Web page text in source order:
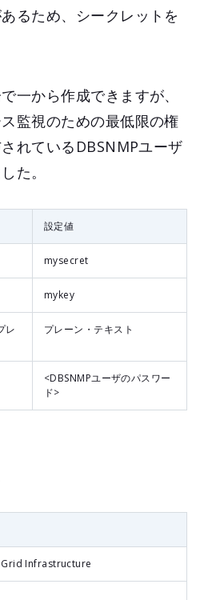
るため、シークレットを
一から作成できますが、
監視のための最低限の権
れているDBSNMPユーザ
た。
設定値
mysecret
mykey
レ
プレーン・テキスト
<DBSNMPユーザのパスワー
ド>
Infrastructure